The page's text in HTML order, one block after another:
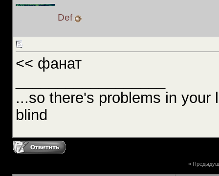
Def
<< фанат
...so there's problems in
blind
«